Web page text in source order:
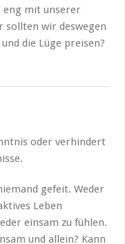
eng mit unserer
sollten wir deswegen
die Lüge preisen?
oder verhindert
gefeit. Weder
Leben
einsam zu fühlen.
und allein? Kann